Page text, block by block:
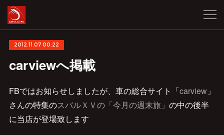
2012.11.07 00:22
carviewへ掲載
FBではお知らせしましたが、車の総合サイト「carview」
さんの特集のスバルＸＶの「今月の週末旅」 の中の後半
に当店が登場致します